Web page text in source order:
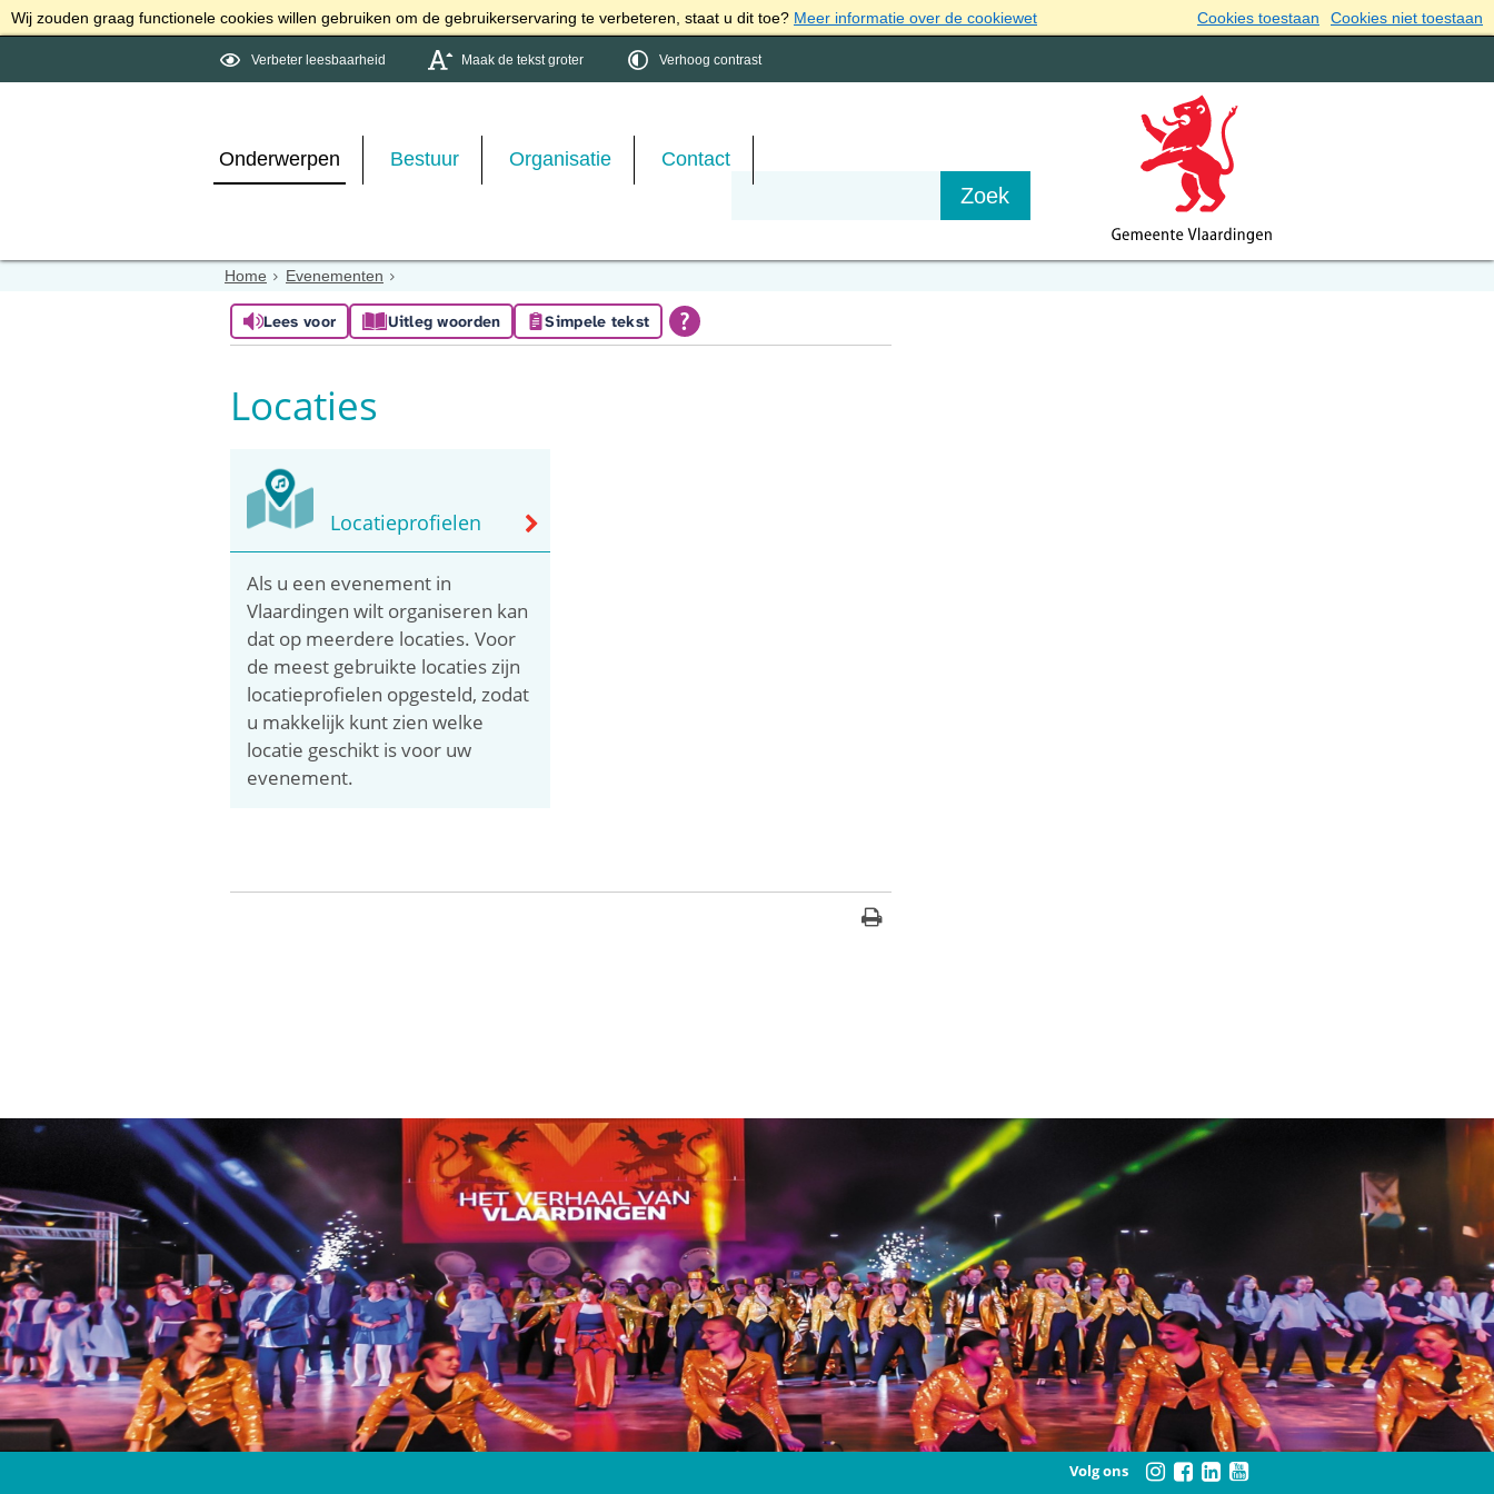
Wij zouden graag functionele cookies willen gebruiken om de gebruikerservaring te verbeteren, staat u dit toe? Meer informatie over de cookiewet Cookies toestaan Cookies niet toestaan
Verbeter leesbaarheid Maak de tekst groter Verhoog contrast
Onderwerpen Bestuur Organisatie Contact
Home Evenementen
Lees voor Uitleg woorden Simpele tekst
Locaties
Locatieprofielen
Als u een evenement in
Vlaardingen wilt organiseren kan
dat op meerdere locaties. Voor
de meest gebruikte locaties zijn
locatieprofielen opgesteld, zodat
u makkelijk kunt zien welke
locatie geschikt is voor uw
evenement.
Volg ons